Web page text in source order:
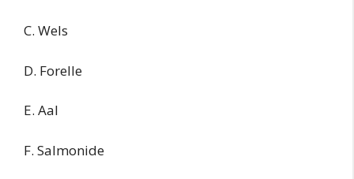
C. Wels
D. Forelle
E. Aal
F. Salmonide